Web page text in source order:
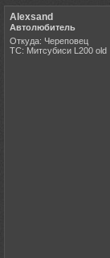
Alexsand
Автолюбитель
Откуда: Череповец
ТС: Митсубиси L200 old